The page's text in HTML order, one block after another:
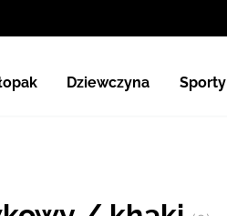
Dziewczyna Sporty